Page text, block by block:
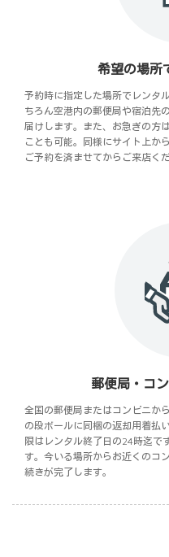
希望の場所
予約時に指定した場所でレンタ
ちろん空港内の郵便局や宿泊先
届けします。また、お急ぎの方
ことも可能。同様にサイト上か
ご予約を済ませてからご来店くだ
郵便局・コ
全国の郵便局またはコンビニか
の段ボールに同梱の返却用着払
限はレンタル終了日の24時迄で
す。今いる場所からお近くのコ
続きが完了します。